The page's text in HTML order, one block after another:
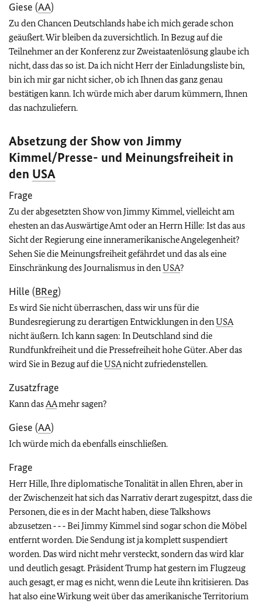
Giese (AA)
Zu den Chancen Deutschlands habe ich mich gerade schon
geäußert. Wir bleiben da zuversichtlich. In Bezug auf die
Teilnehmer an der Konferenz zur Zweistaatenlösung glaube ich
nicht, dass das so ist. Da ich nicht Herr der Einladungsliste bin,
bin ich mir gar nicht sicher, ob ich Ihnen das ganz genau
bestätigen kann. Ich würde mich aber darum kümmern, Ihnen
das nachzuliefern.
Absetzung der Show von Jimmy
Kimmel/Presse- und Meinungsfreiheit in
den USA
Frage
Zu der abgesetzten Show von Jimmy Kimmel, vielleicht am
ehesten an das Auswärtige Amt oder an Herrn Hille: Ist das aus
Sicht der Regierung eine inneramerikanische Angelegenheit?
Sehen Sie die Meinungsfreiheit gefährdet und das als eine
Einschränkung des Journalismus in denUSA?
Hille (BReg)
Es wird Sie nicht überraschen, dass wir uns für die
Bundesregierung zu derartigen Entwicklungen in denUSA
nicht äußern. Ich kann sagen: In Deutschland sind die
Rundfunkfreiheit und die Pressefreiheit hohe Güter. Aber das
wird Sie in Bezug auf dieUSAnicht zufriedenstellen.
Zusatzfrage
Kann dasAAmehr sagen?
Giese (AA)
Ich würde mich da ebenfalls einschließen.
Frage
Herr Hille, Ihre diplomatische Tonalität in allen Ehren, aber in
der Zwischenzeit hat sich das Narrativ derart zugespitzt, dass die
Personen, die es in der Macht haben, diese Talkshows
abzusetzen ‑ ‑ ‑ Bei Jimmy Kimmel sind sogar schon die Möbel
entfernt worden. Die Sendung ist ja komplett suspendiert
worden. Das wird nicht mehr versteckt, sondern das wird klar
und deutlich gesagt. Präsident Trump hat gestern im Flugzeug
auch gesagt, er mag es nicht, wenn die Leute ihn kritisieren. Das
hat also eine Wirkung weit über das amerikanische Territorium